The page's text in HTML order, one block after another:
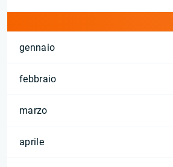
gennaio
febbraio
marzo
aprile